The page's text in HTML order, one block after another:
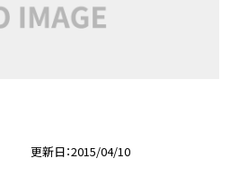
更新日 2015/04/10